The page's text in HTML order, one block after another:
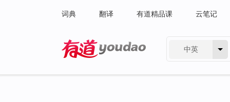
词典 翻译 有道精品课 云笔记
中英